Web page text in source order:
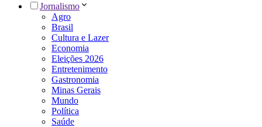
Jornalismo
Agro
Brasil
Cultura e Lazer
Economia
Eleições 2026
Entretenimento
Gastronomia
Minas Gerais
Mundo
Política
Saúde